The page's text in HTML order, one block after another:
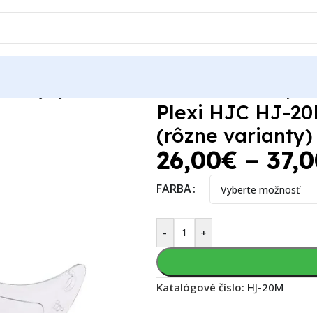
Plexi HJC HJ-
(rôzne varianty)
26,00€ –
FARBA
- +
Katalógové číslo: HJ-20M